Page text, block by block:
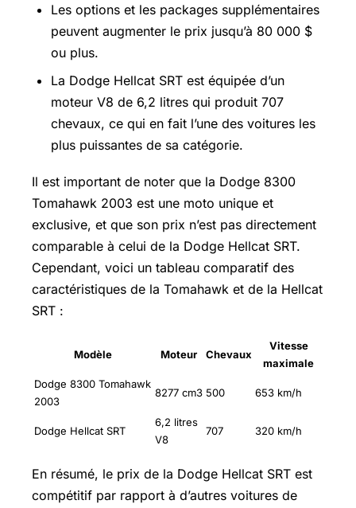
Les options et les packages supplémentaires
peuvent augmenter le prix jusqu’à 80 000 $
ou plus.
La Dodge Hellcat SRT est équipée d’un
moteur V8 de 6,2 litres qui produit 707
chevaux, ce qui en fait l’une des voitures les
plus puissantes de sa catégorie.
Il est important de noter que la Dodge 8300
Tomahawk 2003 est une moto unique et
exclusive, et que son prix n’est pas directement
comparable à celui de la Dodge Hellcat SRT.
Cependant, voici un tableau comparatif des
caractéristiques de la Tomahawk et de la Hellcat
SRT :
Modèle Moteur Chevaux
Vitesse
maximale
Dodge 8300 Tomahawk
2003
8277 cm3 500 653 km/h
Dodge Hellcat SRT
6,2 litres
V8
707 320 km/h
En résumé, le prix de la Dodge Hellcat SRT est
compétitif par rapport à d’autres voitures de